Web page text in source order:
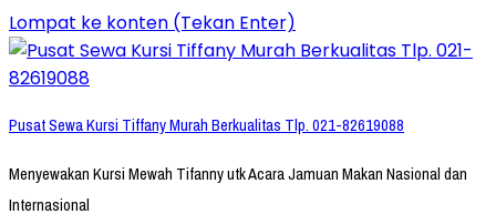
Lompat ke konten (Tekan Enter)
Pusat Sewa Kursi Tiffany Murah Berkualitas Tlp. 021-82619088
Menyewakan Kursi Mewah Tifanny utk Acara Jamuan Makan Nasional dan
Internasional